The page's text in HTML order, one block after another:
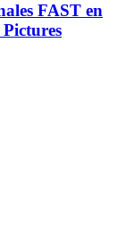
FAST en